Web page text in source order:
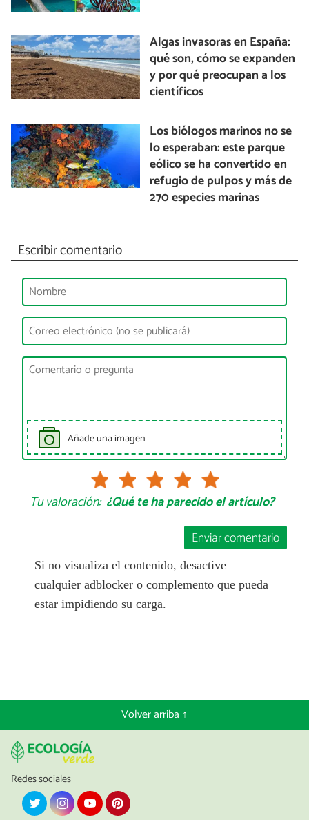
Algas invasoras en España:
qué son, cómo se expanden
y por qué preocupan a los
científicos
Los biólogos marinos no se
lo esperaban: este parque
eólico se ha convertido en
refugio de pulpos y más de
270 especies marinas
Escribir comentario
Añade una imagen
Tu valoración: ¿Qué te ha parecido el artículo?
Enviar comentario
Si no visualiza el contenido, desactive
cualquier adblocker o complemento que pueda
estar impidiendo su carga.
Volver arriba ↑
Redes sociales